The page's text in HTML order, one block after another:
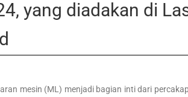
yang diadakan di
mesin (ML) menjadi bagian inti dari